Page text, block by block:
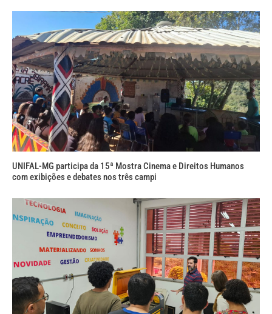
UNIFAL-MG participa da 15ª Mostra Cinema e Direitos Humanos
com exibições e debates nos três campi